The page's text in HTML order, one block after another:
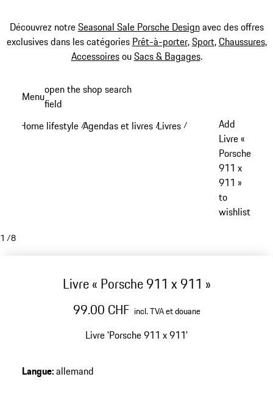
Découvrez notreSeasonal Sale Porsche Designavec des offres
exclusives dans les catégories Prêt-à-porter,Sport,Chaussures,
AccessoiresouSacs & Bagages.
principal
Menuopen the shop search
field
Home lifestyle /Agendas et livres /Livres /
Add
Livre «
Porsche
911 x
911 »
to
wishlist
1 /8
Livre « Porsche 911 x 911 »
99.00 CHF incl. TVA et douane
Livre 'Porsche 911 x 911'
Langue:allemand